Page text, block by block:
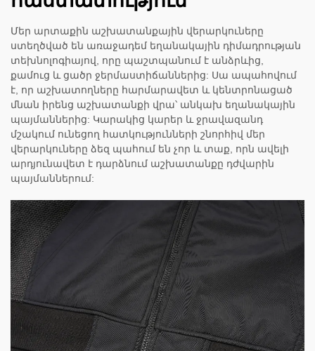
Մեր արտաքին աշխատանքային վերարկուները
ստեղծված են առաջադեմ եղանակային դիմադրության
տեխնոլոգիայով, որը պաշտպանում է անձրևից,
քամուց և ցածր ջերմաստիճաններից: Սա ապահովում
է, որ աշխատողները հարմարավետ և կենտրոնացած
մնան իրենց աշխատանքի վրա՝ անկախ եղանակային
պայմաններից: Կարակից կարեր և ջրավազանդ
մշակում ունեցող հատկությունների շնորհիվ մեր
վերարկուները ձեզ պահում են չոր և տաք, որն ավելի
արդյունավետ է դարձնում աշխատանքը դժվարին
պայմաններում: